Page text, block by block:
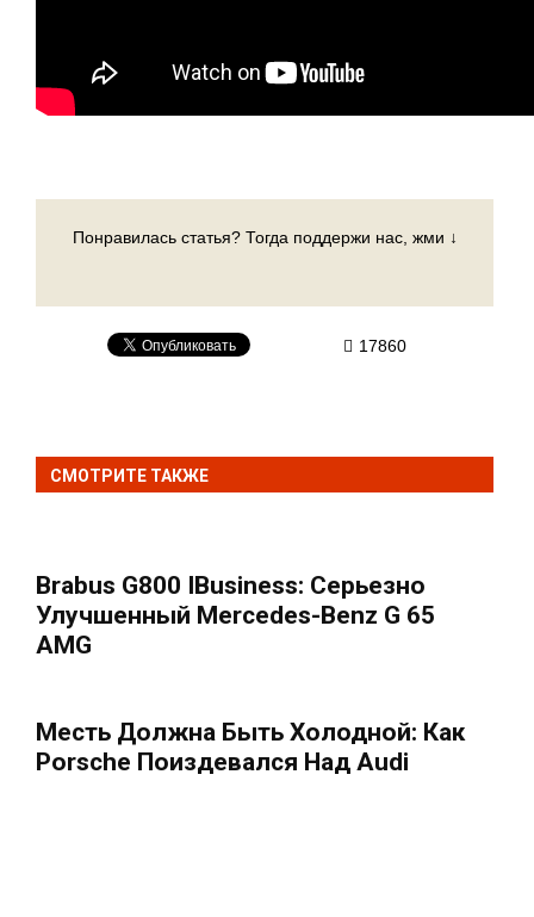
Понравилась статья? Тогда поддержи нас, жми ↓
17860
СМОТРИТЕ ТАКЖЕ
Brabus G800 IBusiness: Серьезно
Улучшенный Mercedes-Benz G 65
AMG
Месть Должна Быть Холодной: Как
Porsche Поиздевался Над Audi